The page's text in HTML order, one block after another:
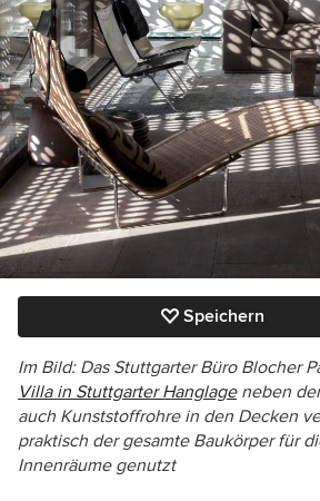
Speichern
Im Bild: Das Stuttgarter Büro Blocher
Villa in Stuttgarter Hanglageneben
auch Kunststoffrohre in den Decken
praktisch der gesamte Baukörper für
Innenräume genutzt